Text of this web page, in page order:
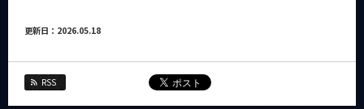
更新日：2026.05.18
RSS